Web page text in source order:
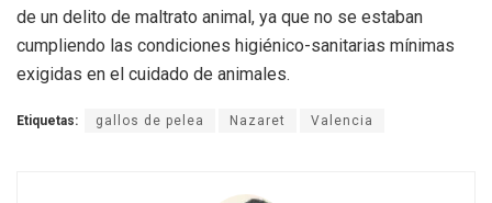
de un delito de maltrato animal, ya que no se estaban
cumpliendo las condiciones higiénico-sanitarias mínimas
exigidas en el cuidado de animales.
Etiquetas: gallos de pelea Nazaret Valencia